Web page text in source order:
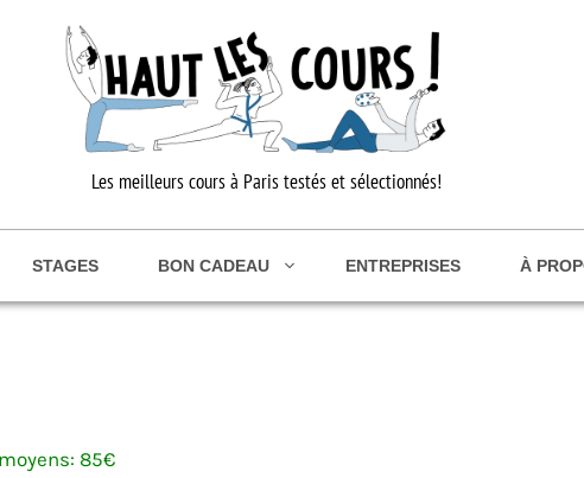
Les meilleurs cours à Paris testés et sélectionnés!
STAGES BON CADEAU ENTREPRISES À
85€